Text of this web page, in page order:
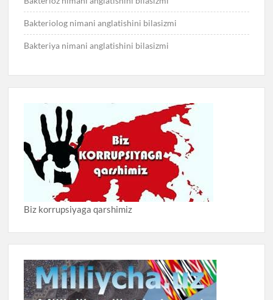
Bakteriolog nimani anglatishini bilasizmi
Bakteriya nimani anglatishini bilasizmi
Biz korrupsiyaga qarshimiz